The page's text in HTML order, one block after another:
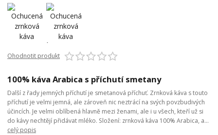
Ohodnotit produkt
100% káva Arabica s příchutí smetany
Další z řady jemných příchutí je smetanová příchuť. Zrnková káva s touto
příchutí je velmi jemná, ale zároveň nic neztrácí na svých povzbudivých
účincích. Je velmi oblíbená hlavně mezi ženami, ale i u všech, kteří už si
do kávy nechtějí přidávat mléko. Složení: zrnková káva 100% Arabica, a...
celý popis